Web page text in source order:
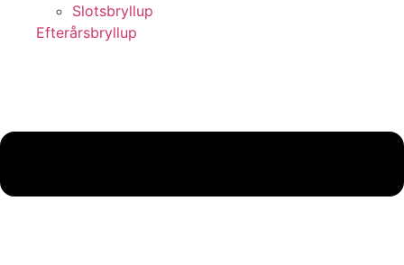
Slotsbryllup
Efterårsbryllup